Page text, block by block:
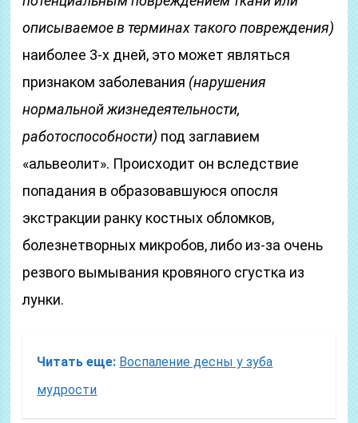
описываемое в терминах такого повреждения)
наиболее 3-х дней, это может являться
признаком заболевания (нарушения
нормальной жизнедеятельности,
работоспособности) под заглавием
«альвеолит». Происходит он вследствие
попадания в образовавшуюся опосля
экстракции ранку костных обломков,
болезнетворных микробов, либо из-за очень
резвого вымывания кровяного сгустка из
лунки.
Читать еще: Воспаление десны у зуба
мудрости